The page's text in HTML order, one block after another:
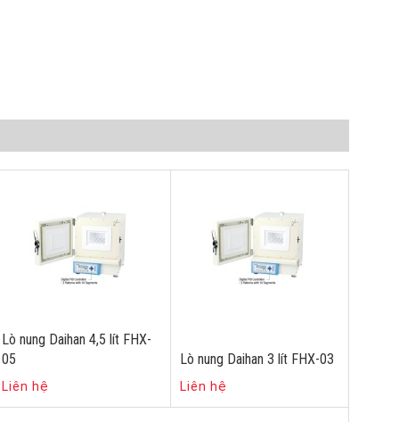
Lò nung Daihan 4,5 lít FHX-
05
Liên hệ
Lò nung Daihan 3 lít FHX-03
Liên hệ